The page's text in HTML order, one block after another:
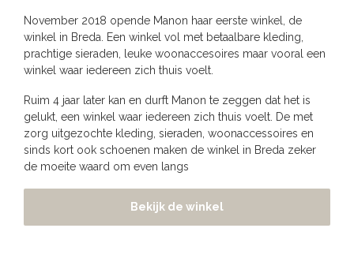
November 2018 opende Manon haar eerste winkel, de
winkel in Breda. Een winkel vol met betaalbare kleding,
prachtige sieraden, leuke woonaccesoires maar vooral een
winkel waar iedereen zich thuis voelt.
Ruim 4 jaar later kan en durft Manon te zeggen dat het is
gelukt, een winkel waar iedereen zich thuis voelt. De met
zorg uitgezochte kleding, sieraden, woonaccessoires en
sinds kort ook schoenen maken de winkel in Breda zeker
de moeite waard om even langs
Bekijk de winkel